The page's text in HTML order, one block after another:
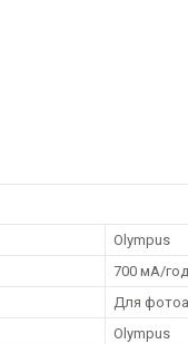
Olympus
700 мА/год
Для
Olympus